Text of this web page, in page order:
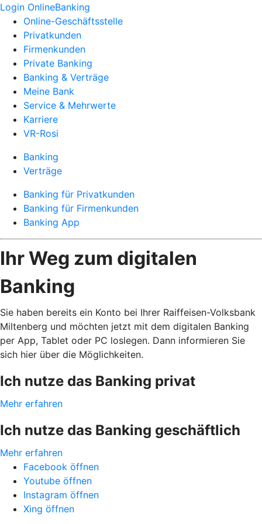
Login OnlineBanking
Online-Geschäftsstelle
Privatkunden
Firmenkunden
Private Banking
Banking & Verträge
Meine Bank
Service & Mehrwerte
Karriere
VR-Rosi
Banking
Verträge
Banking für Privatkunden
Banking für Firmenkunden
Banking App
Ihr Weg zum digitalen
Banking
Sie haben bereits ein Konto bei Ihrer Raiffeisen-Volksbank
Miltenberg und möchten jetzt mit dem digitalen Banking
per App, Tablet oder PC loslegen. Dann informieren Sie
sich hier über die Möglichkeiten.
Ich nutze das Banking privat
Mehr erfahren
Ich nutze das Banking geschäftlich
Mehr erfahren
Facebook öffnen
Youtube öffnen
Instagram öffnen
Xing öffnen